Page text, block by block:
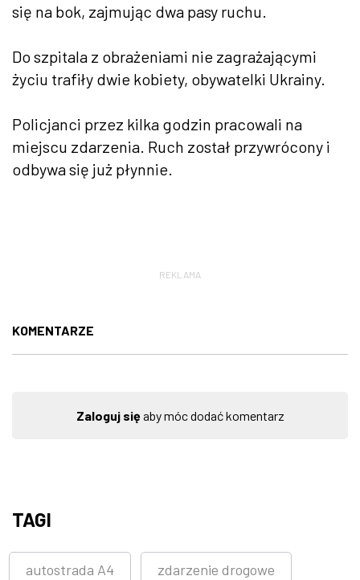
się na bok, zajmując dwa pasy ruchu.
Do szpitala z obrażeniami nie zagrażającymi
życiu trafiły dwie kobiety, obywatelki Ukrainy.
Policjanci przez kilka godzin pracowali na
miejscu zdarzenia. Ruch został przywrócony i
odbywa się już płynnie.
REKLAMA
KOMENTARZE
Zaloguj sięaby móc dodać komentarz
TAGI
autostrada A4 zdarzenie drogowe